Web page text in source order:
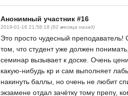
Анонимный участник #16
2019-01-16 21:58:18 (92 месяца назад)
Это просто чудесный преподаватель!
том, что студент уже должен
семинар вызывает к доске. Очень
какую-нибудь кр и сам выполняет
накинуть баллы, но очень не любит
экзамене отдал зачётку тому препу,